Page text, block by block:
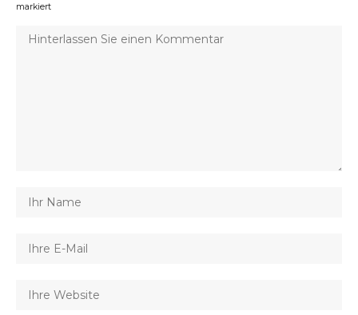
markiert